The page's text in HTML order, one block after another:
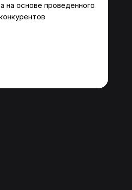
на основе проведенного
целевой аудитории
конкурентов